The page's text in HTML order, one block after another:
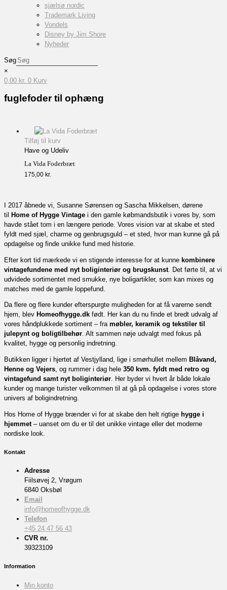
sjælsø nordic
Trademark Living
Vondels
Disney by Jim Shore
Nyheder
Søg
×
0,00 kr. 0 Kurv
fuglefoder til ophæng
Tilføj til kurv
Have og Udeliv
La Vida Foderbræt
175,00 kr.
I 2017 åbnede vi, Susanne Sørensen og Sascha Mikkelsen, dørene
til
Home of Hygge Vintage i den gamle købmandsbutik i vores by, som
havde stået tom i en længere periode. Vores vision var at skabe et sted
fyldt med sjæl, charme og genbrugsguld – et sted, hvor man kunne gå på
opdagelse og finde unikke fund med historie.
Efter kort tid mærkede vi en stigende interesse for at kunne kombinere
vintagefundene med nyt boliginteriør og brugskunst . Det førte til, at vi
udvidede sortimentet med smukke, nye boligartikler, som kan mixes og
matches med de gamle loppefund.
Da flere og flere kunder efterspurgte muligheden for at få varerne sendt
hjem, blev Homeofhygge.dk født. Her kan du nu finde et bredt udvalg af
vores håndplukkede sortiment – fra møbler, keramik og tekstiler til
julepynt og boligtilbehør. Alt sammen nøje udvalgt med fokus på
kvalitet, hygge og personlig indretning.
Butikken ligger i hjertet af Vestjylland, lige i smørhullet mellem Blåvand,
Henne og Vejers, og rummer i dag hele 350 kvm. fyldt med retro og
vintagefund samt nyt boliginteriør. Her byder vi hvert år både lokale
kunder og mange turister velkommen til at gå på opdagelse i vores store
univers af boligindretning.
Hos Home of Hygge brænder vi for at skabe den helt rigtige hygge i
hjemmet – uanset om du er til det unikke vintage eller det moderne
nordiske look.
Kontakt
Adresse
Fiilsøvej 2, Vrøgum
6840 Oksbøl
Email
info@homeofhygge.dk
Telefon
+45 24 47 56 43
CVR nr.
39323109
Information
Min konto